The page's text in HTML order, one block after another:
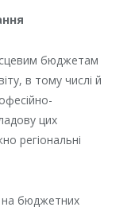
бюджетам
в тому числі й
цих
регіональні
на бюджетних